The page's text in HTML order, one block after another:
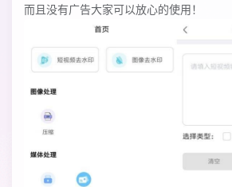
而且没有广告大家可以放心的使用！